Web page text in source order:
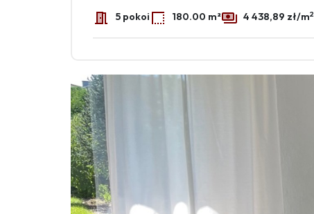
5 pokoi 180.00 m² 4 438,89 zł/m2